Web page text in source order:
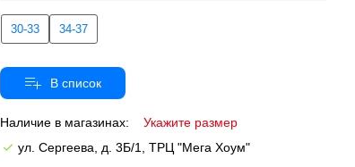
30-33 34-37
Наличие в магазинах:
Укажите размер
ул. Сергеева, д. 3Б/1, ТРЦ "Мега Хоум"